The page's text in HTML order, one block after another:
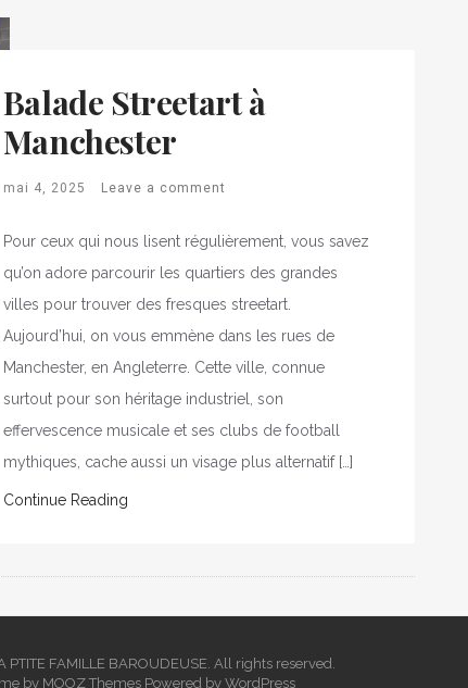
Balade Streetart à
Manchester
mai 4, 2025 Leave a comment
Pour ceux qui nous lisent régulièrement, vous savez
qu’on adore parcourir les quartiers des grandes
villes pour trouver des fresques streetart.
Aujourd’hui, on vous emmène dans les rues de
Manchester, en Angleterre. Cette ville, connue
surtout pour son héritage industriel, son
effervescence musicale et ses clubs de football
mythiques, cache aussi un visage plus alternatif […]
Continue Reading
PTITE FAMILLE BAROUDEUSE. All rights reserved.
by MOOZ Themes Powered by WordPress